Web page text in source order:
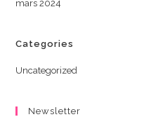
mars 2024
Categories
Uncategorized
Newsletter